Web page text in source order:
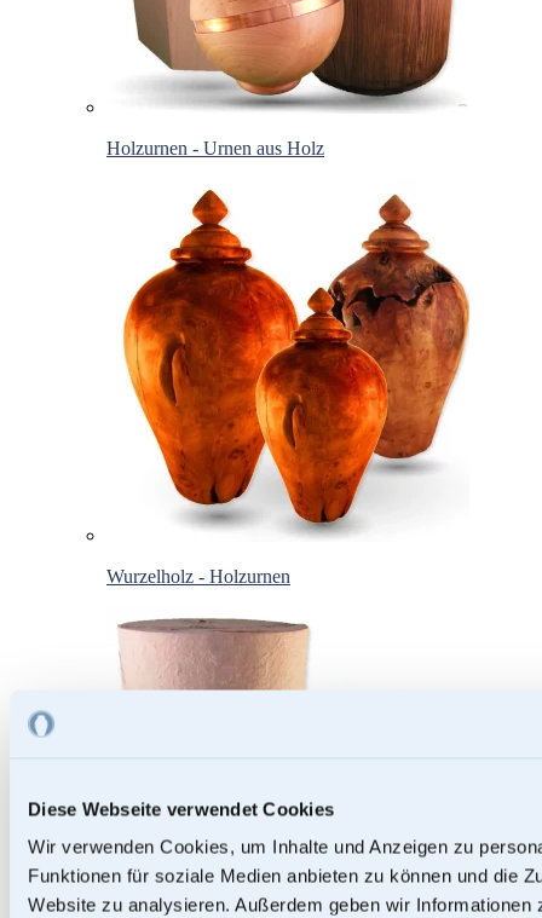
Diese Webseite verwendet Cookies
Wir verwenden Cookies, um Inhalte und Anzeigen zu
Funktionen für soziale Medien anbieten zu können und die
Website zu analysieren. Außerdem geben wir Informationen
Holzurnen - Urnen aus Holz
Wurzelholz - Holzurnen